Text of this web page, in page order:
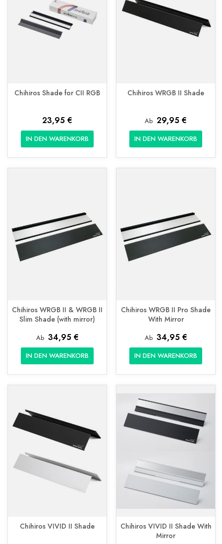
Chihiros Shade for CII RGB
23,95 €
IN DEN WARENKORB
Chihiros WRGB II Shade
Ab 29,95 €
IN DEN WARENKORB
Chihiros WRGB II & WRGB II
Slim Shade (with mirror)
Ab 34,95 €
IN DEN WARENKORB
Chihiros WRGB II Pro Shade
With Mirror
Ab 34,95 €
IN DEN WARENKORB
Chihiros VIVID II Shade
Chihiros VIVID II Shade With
Mirror